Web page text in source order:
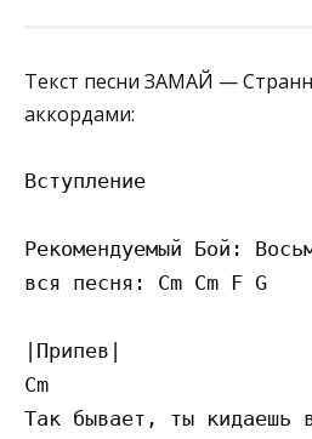
Текст песни ЗАМАЙ —
аккордами:
Вступление
Рекомендуемый Бой:
вся песня: Cm Cm F G
|Припев|
Cm
Так бывает, ты кидаешь